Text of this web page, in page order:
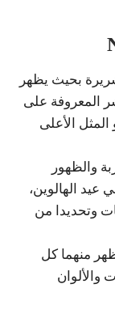
بحيث يظهر
المعروفة على
الأعلى
والظهور
الهالوين،
وتحديدا من
منهما كل
والألوان